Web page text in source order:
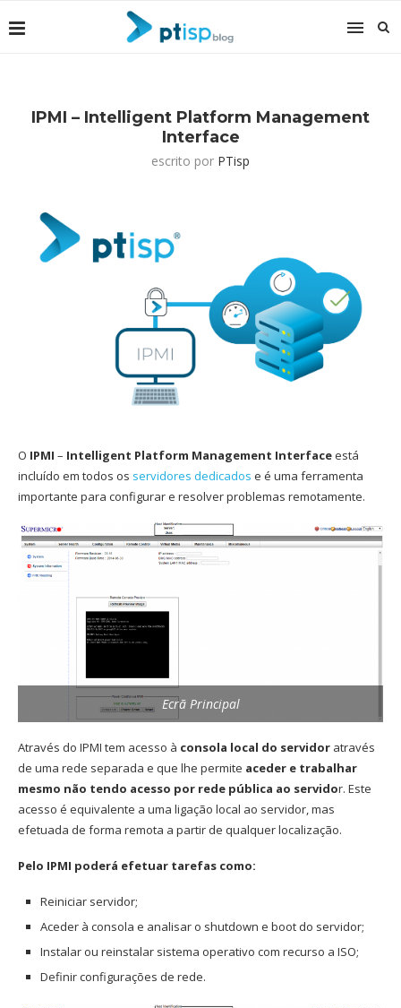
IPMI – Intelligent Platform Management
Interface
escrito por PTisp
O IPMI – Intelligent Platform Management Interfaceestá
incluído em todos os servidores dedicados e é uma ferramenta
importante para configurar e resolver problemas remotamente.
Ecrã Principal
Através do IPMI tem acesso à consola local do servidor através
de uma rede separada e que lhe permite aceder e trabalhar
mesmo não tendo acesso por rede pública ao servidor. Este
acesso é equivalente a uma ligação local ao servidor, mas
efetuada de forma remota a partir de qualquer localização.
Pelo IPMI poderá efetuar tarefas como:
Reiniciar servidor;
Aceder à consola e analisar o shutdown e boot do servidor;
Instalar ou reinstalar sistema operativo com recurso a ISO;
Definir configurações de rede.